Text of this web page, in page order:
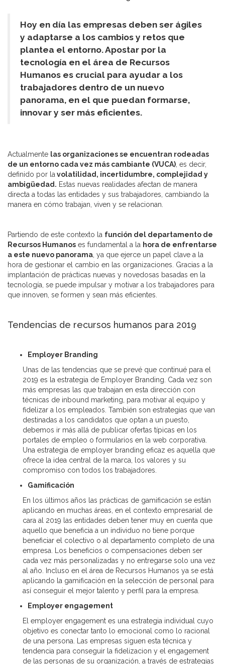
Hoy en día las empresas deben ser ágiles
y adaptarse a los cambios y retos que
plantea el entorno. Apostar por la
tecnología en el área de Recursos
Humanos es crucial para ayudar a los
trabajadores dentro de un nuevo
panorama, en el que puedan formarse,
innovar y ser más eficientes.
Actualmente las organizaciones se encuentran rodeadas
de un entorno cada vez más cambiante (VUCA) , es decir,
definido por la volatilidad, incertidumbre, complejidad y
ambigüedad. Estas nuevas realidades afectan de manera
directa a todas las entidades y sus trabajadores, cambiando la
manera en cómo trabajan, viven y se relacionan.
Partiendo de este contexto la función del departamento de
Recursos Humanos es fundamental a la hora de enfrentarse
a este nuevo panorama , ya que ejerce un papel clave a la
hora de gestionar el cambio en las organizaciones. Gracias a la
implantación de prácticas nuevas y novedosas basadas en la
tecnología, se puede impulsar y motivar a los trabajadores para
que innoven, se formen y sean más eficientes.
Tendencias de recursos humanos para 2019
Employer Branding
Unas de las tendencias que se prevé que continué para el
2019 es la estrategia de Employer Branding. Cada vez son
más empresas las que trabajan en esta dirección con
técnicas de inbound marketing, para motivar al equipo y
fidelizar a los empleados. También son estrategias que van
destinadas a los candidatos que optan a un puesto,
debemos ir más allá de publicar ofertas típicas en los
portales de empleo o formularios en la web corporativa.
Una estrategia de employer branding eficaz es aquella que
ofrece la idea central de la marca, los valores y su
compromiso con todos los trabajadores.
Gamificación
En los últimos años las prácticas de gamificación se están
aplicando en muchas áreas, en el contexto empresarial de
cara al 2019 las entidades deben tener muy en cuenta que
aquello que beneficia a un individuo no tiene porque
beneficiar el colectivo o al departamento completo de una
empresa. Los beneficios o compensaciones deben ser
cada vez más personalizadas y no entregarse solo una vez
al año. Incluso en el área de Recursos Humanos ya se está
aplicando la gamificación en la selección de personal para
así conseguir el mejor talento y perfil para la empresa.
Employer engagement
El employer engagement es una estrategia individual cuyo
objetivo es conectar tanto lo emocional como lo racional
de una persona. Las empresas siguen esta técnica y
tendencia para conseguir la fidelizacion y el engagement
de las personas de su organización, a través de estrategias